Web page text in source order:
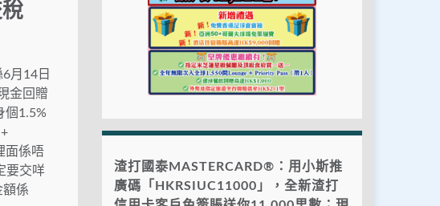
月14日
金回贈
個1.5%
面係唔
要交咩
額係
渣打國泰MASTERCARD®：用小斯推
廣碼「HKRSIUC11000」，全新渣打